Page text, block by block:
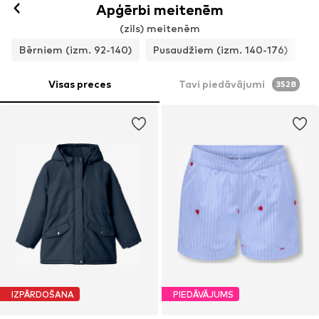
Apģērbi meitenēm
(zils) meitenēm
Bērniem (izm. 92-140)
Pusaudžiem (izm. 140-176)
Visas preces Tavi piedāvājumi 3528
IZPĀRDOŠANA PIEDĀVĀJUMS